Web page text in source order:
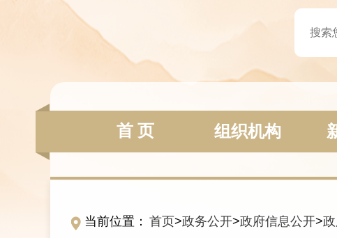
首 页 组织机构
当前位置： 首页>政务公开>政府信息公开>